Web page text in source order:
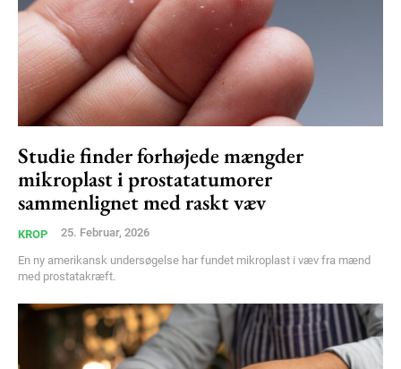
Subscription Plans
Free limited access
Gratis / forever
Praesent euismod ac
Ut mollis pellentesque tortor
Nullam eu erat condimentum
Studie finder forhøjede mængder
mikroplast i prostatatumorer
sammenlignet med raskt væv
KROP 25. Februar, 2026
En ny amerikansk undersøgelse har fundet mikroplast i væv fra mænd
med prostatakræft.